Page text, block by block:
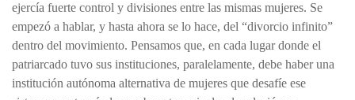
ejercía fuerte control y divisiones entre las mismas mujeres. Se
empezó a hablar, y hasta ahora se lo hace, del “divorcio infinito”
dentro del movimiento. Pensamos que, en cada lugar donde el
patriarcado tuvo sus instituciones, paralelamente, debe haber una
institución autónoma alternativa de mujeres que desafíe ese